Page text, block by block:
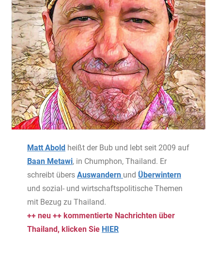
Matt Abold heißt der Bub und lebt seit 2009 auf
Baan Metawi, in Chumphon, Thailand. Er
schreibt übers Auswandern und Überwintern
und sozial- und wirtschaftspolitische Themen
mit Bezug zu Thailand.
++ neu ++ kommentierte Nachrichten über
Thailand, klicken Sie HIER